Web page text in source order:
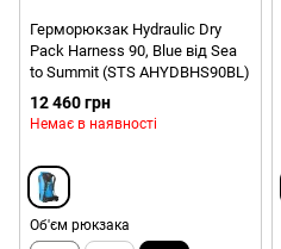
Герморюкзак Hydraulic Dry
Pack Harness 90, Blue від Sea
to Summit (STS AHYDBHS90BL)
12 460 грн
Немає в наявності
Об'єм рюкзака